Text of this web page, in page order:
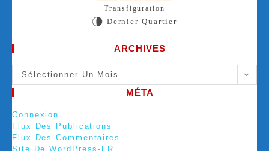
Transfiguration
U Dernier Quartier
ARCHIVES
Sélectionner Un Mois
MÉTA
Connexion
Flux Des Publications
Flux Des Commentaires
Site De WordPress-FR